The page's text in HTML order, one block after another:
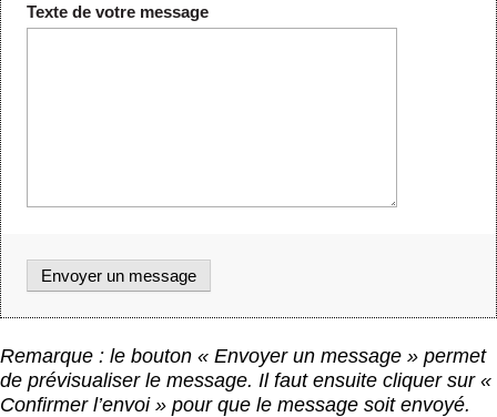
Texte de votre message
Remarque : le bouton « Envoyer un message » permet
de prévisualiser le message. Il faut ensuite cliquer sur «
Confirmer l’envoi » pour que le message soit envoyé.